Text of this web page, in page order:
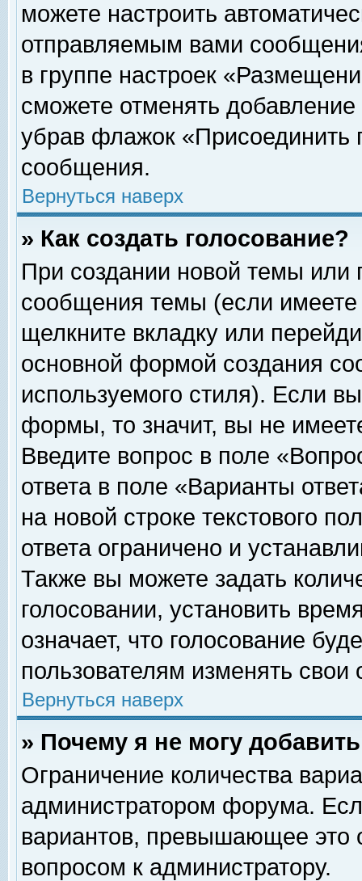
можете настроить
отправляемым вами
в группе настроек
сможете отменять
убрав флажок «Присоединить
сообщения.
Вернуться наверх
» Как создать голосование?
При создании новой темы или
сообщения темы (если
щелкните вкладку или
основной формой создания
используемого стиля). Если
формы, то значит, вы не
Введите вопрос в поле
ответа в поле «Варианты
на новой строке текстового
ответа ограничено и
Также вы можете задать
голосовании, установить
означает, что голосование
пользователям изменять свои
Вернуться наверх
» Почему я не могу
Ограничение количества
администратором форума.
вариантов, превышающее это
вопросом к администратору.